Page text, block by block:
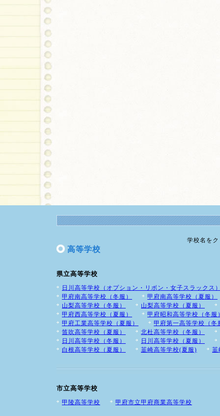
学校名を
高等学校
県立高等学校
日川高等学校（オプション・リボン・女子スラックス
甲府南高等学校（冬服）
甲府南高等学校（夏服）
山梨高等学校（冬服）
山梨高等学校（夏服）
甲府西高等学校（夏服）
甲府昭和高等学校（冬服
甲府工業高等学校（夏服）
甲府第一高等学校（冬
笛吹高等学校（夏服）
北杜高等学校（冬服）
日川高等学校（冬服）
日川高等学校（夏服）
白根高等学校（夏服）
韮崎高等学校(夏服) 韮
市立高等学校
甲陵高等学校 甲府市立甲府商業高等学校